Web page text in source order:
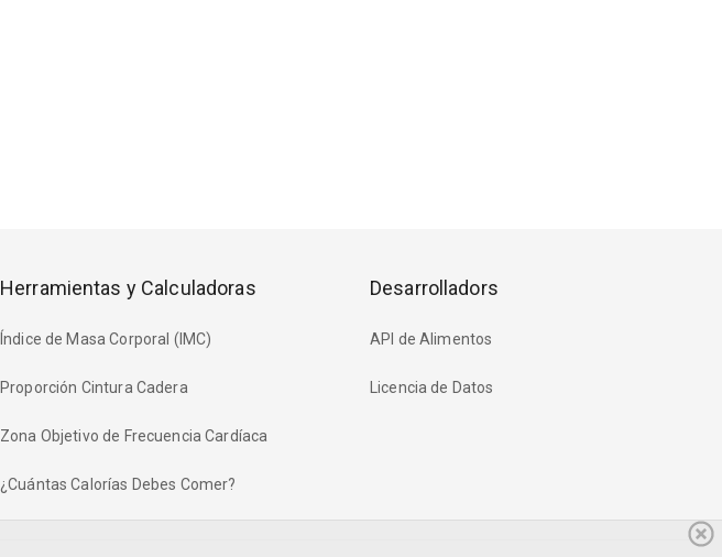
Herramientas y Calculadoras
Índice de Masa Corporal (IMC)
Proporción Cintura Cadera
Zona Objetivo de Frecuencia Cardíaca
¿Cuántas Calorías Debes Comer?
Desarrolladors
API de Alimentos
Licencia de Datos